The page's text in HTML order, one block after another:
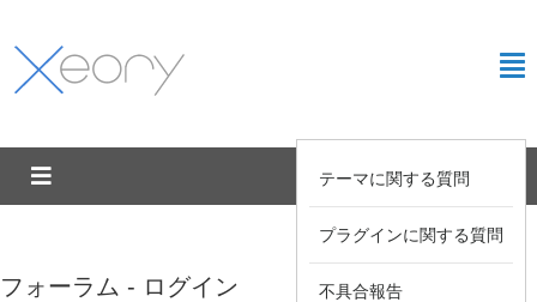
テーマに関する質問
プラグインに関する質問
不具合報告
フォーラム - ログイン